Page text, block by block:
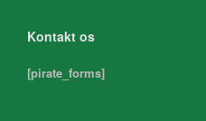
Kontakt os
[pirate_forms]